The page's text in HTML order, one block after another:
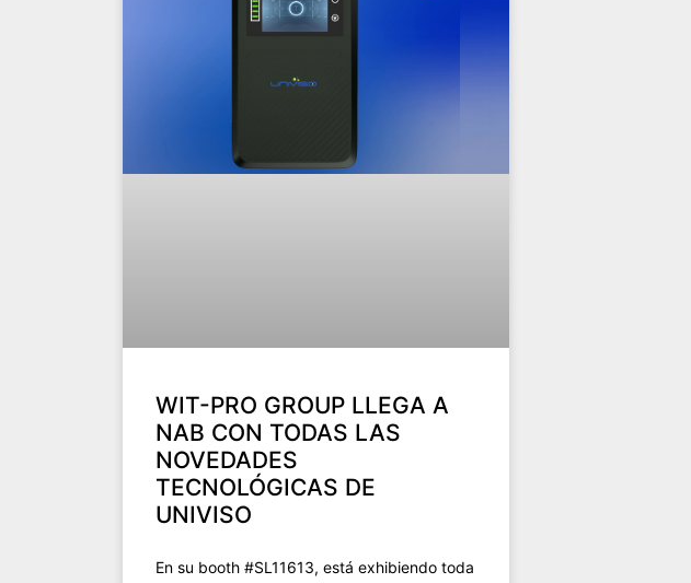
WIT-PRO GROUP LLEGA A
NAB CON TODAS LAS
NOVEDADES
TECNOLÓGICAS DE
UNIVISO
En su booth #SL11613, está exhibiendo toda